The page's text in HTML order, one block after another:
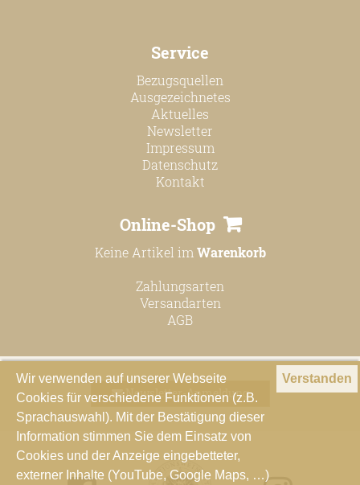
Wir verwenden auf unserer Webseite
Cookies für verschiedene Funktionen (z.B.
Sprachauswahl). Mit der Bestätigung dieser
Information stimmen Sie dem Einsatz von
Cookies und der Anzeige eingebetteter,
externer Inhalte (YouTube, Google Maps, …)
Verstanden
Service
Bezugsquellen
Ausgezeichnetes
Aktuelles
Newsletter
Impressum
Datenschutz
Kontakt
Online-Shop
Keine Artikel imWarenkorb
Zahlungsarten
Versandarten
AGB
Newsletter-Anmeldung